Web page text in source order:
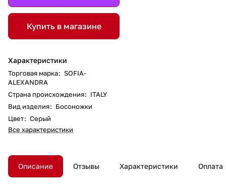
Купить в магазине
Характеристики
Торговая марка: SOFIA-
ALEXANDRA
Страна происхождения: ITALY
Вид изделия: Босоножки
Цвет: Серый
Все характеристики
Описание Отзывы Характеристики Оплата